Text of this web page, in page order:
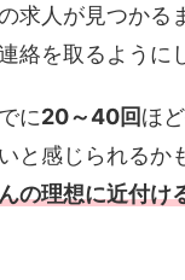
求人が見つかる
絡を取るように
に20～40回ほ
と感じられるか
の理想に近付け